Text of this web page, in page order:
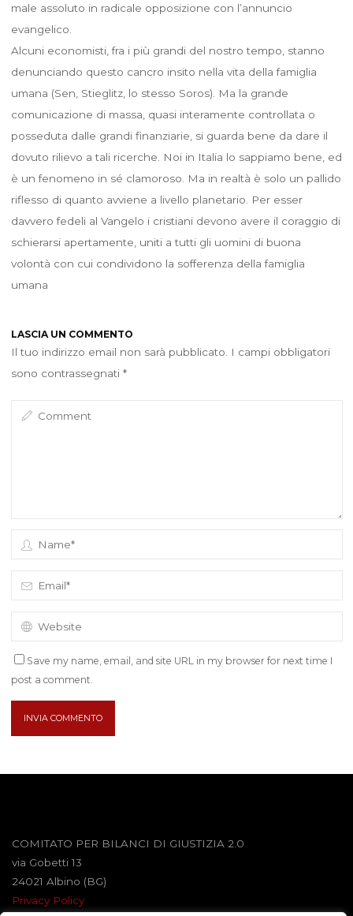
male assoluto in radicale opposizione con l’annuncio
evangelico.
Alcuni economisti, fra i più grandi del nostro tempo, stanno
denunciando questo cancro insito nella vita della famiglia
umana (Sen, Stieglitz, lo stesso Soros). Ma la grande
comunicazione di massa, quasi interamente controllata o
posseduta dalle grandi finanziarie, si guarda bene da dare il
dovuto rilievo a tali ricerche. Noi in Italia lo sappiamo bene, ed
è un fenomeno in sé clamoroso. Ma in realtà è solo un pallido
riflesso di quanto avviene a livello planetario. Per esser
davvero fedeli al Vangelo i cristiani devono avere il coraggio di
schierarsi apertamente, uniti a tutti gli uomini di buona
volontà con cui condividono la sofferenza della famiglia
umana
LASCIA UN COMMENTO
Il tuo indirizzo email non sarà pubblicato.
I campi obbligatori
sono contrassegnati *
Save my name, email, and site URL in my browser for next time I
post a comment.
COMITATO PER BILANCI DI GIUSTIZIA 2.0
via Gobetti 13
24021 Albino (BG)
Privacy Policy